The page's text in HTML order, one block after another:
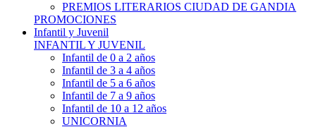
PREMIOS LITERARIOS CIUDAD DE GANDIA
PROMOCIONES
Infantil y Juvenil
INFANTIL Y JUVENIL
Infantil de 0 a 2 años
Infantil de 3 a 4 años
Infantil de 5 a 6 años
Infantil de 7 a 9 años
Infantil de 10 a 12 años
UNICORNIA